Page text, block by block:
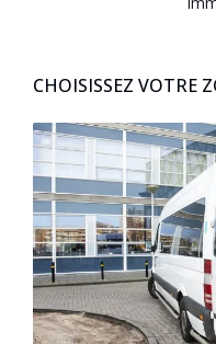
CHOISISSEZ VOTRE